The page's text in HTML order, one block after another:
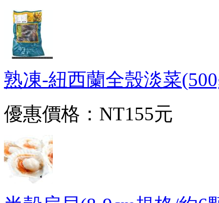
熟凍-紐西蘭全殼淡菜
優惠價格： NT155元